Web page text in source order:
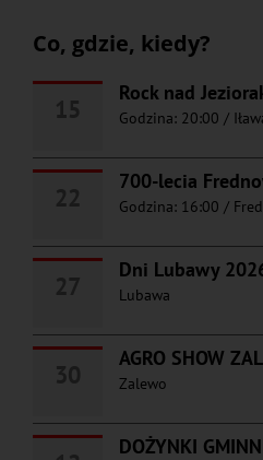
Co, gdzie, kiedy?
Rock nad
Godzina: 20:00 /
700-lecia
Godzina: 16:00 /
Dni Lubawy
Lubawa
AGRO SHOW
Zalewo
DOŻYNKI